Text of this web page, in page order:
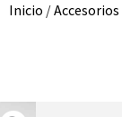
Inicio /Accesorios